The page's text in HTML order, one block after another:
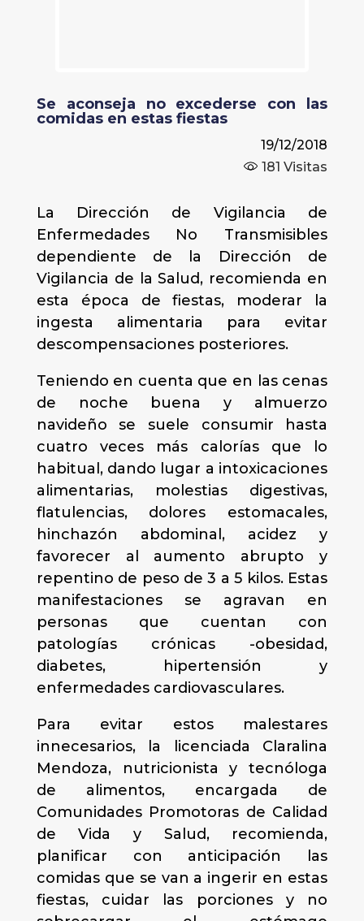
Se aconseja no excederse con las
comidas en estas fiestas
19/12/2018
181 Visitas
La Dirección de Vigilancia de
Enfermedades No Transmisibles
dependiente de la Dirección de
Vigilancia de la Salud, recomienda en
esta época de fiestas, moderar la
ingesta alimentaria para evitar
descompensaciones posteriores.
Teniendo en cuenta que en las cenas
de noche buena y almuerzo
navideño se suele consumir hasta
cuatro veces más calorías que lo
habitual, dando lugar a intoxicaciones
alimentarias, molestias digestivas,
flatulencias, dolores estomacales,
hinchazón abdominal, acidez y
favorecer al aumento abrupto y
repentino de peso de 3 a 5 kilos. Estas
manifestaciones se agravan en
personas que cuentan con
patologías crónicas -obesidad,
diabetes, hipertensión y
enfermedades cardiovasculares.
Para evitar estos malestares
innecesarios, la licenciada Claralina
Mendoza, nutricionista y tecnóloga
de alimentos, encargada de
Comunidades Promotoras de Calidad
de Vida y Salud, recomienda,
planificar con anticipación las
comidas que se van a ingerir en estas
fiestas, cuidar las porciones y no